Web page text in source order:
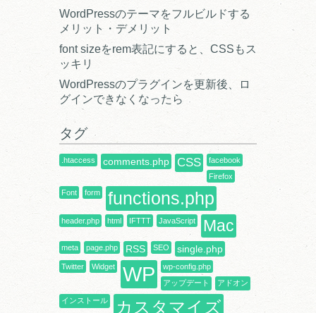
WordPressのテーマをフルビルドする
メリット・デメリット
font sizeをrem表記にすると、CSSもス
ッキリ
WordPressのプラグインを更新後、ロ
グインできなくなったら
タグ
.htaccess comments.php CSS
facebook
Firefox
Font
form functions.php
header.php html IFTTT JavaScript Mac
meta page.php RSS SEO single.php
Twitter Widget WP
wp-config.php
アップデート
アドオン
インストール カスタマイズ